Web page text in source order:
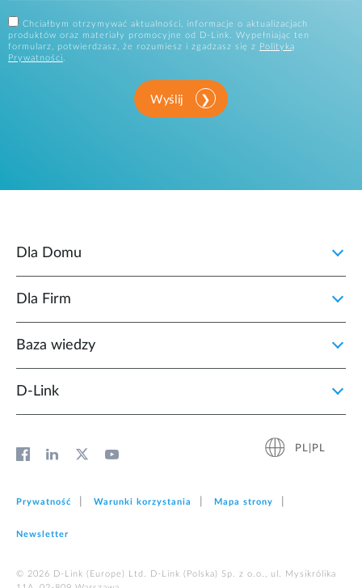
Chciałbym otrzymywać aktualności, informacje o aktualizacjach
produktów oraz materiały promocyjne od D-Link. Wypełniając ten
formularz, potwierdzasz, że rozumiesz i zgadzasz się z
Polityką
Prywatności.
Wyślij
Dla Domu
Dla Firm
Baza wiedzy
D‑Link
PL|PL
Prywatność Warunki korzystania Mapa strony
Newsletter
© 2026 D‑Link (Europe) Ltd. D-Link (Polska) Sp. z o.o., ul. Mysikrólika